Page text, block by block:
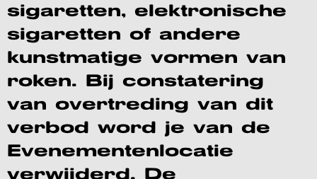
sigaretten, elektronische
sigaretten of andere
kunstmatige vormen van
roken. Bij constatering
van overtreding van dit
verbod word je van de
Evenementenlocatie
verwijderd. De